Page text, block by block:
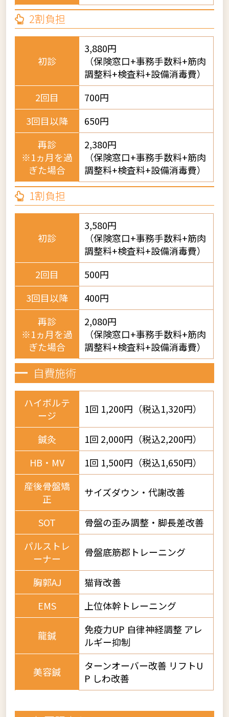
2割負担
初診
3,880円
（保険窓口+事務手数料+筋肉
調整料+検査料+設備消毒費）
2回目
700円
3回目以降
650円
再診
※1ヵ月を過
ぎた場合
2,380円
（保険窓口+事務手数料+筋肉
調整料+検査料+設備消毒費）
1割負担
初診
3,580円
（保険窓口+事務手数料+筋肉
調整料+検査料+設備消毒費）
2回目
500円
3回目以降
400円
再診
※1ヵ月を過
ぎた場合
2,080円
（保険窓口+事務手数料+筋肉
調整料+検査料+設備消毒費）
自費施術
ハイボルテ
ージ
1回 1,200円（税込1,320円）
鍼灸
1回 2,000円（税込2,200円）
HB・MV
1回 1,500円（税込1,650円）
産後骨盤矯
正
サイズダウン・代謝改善
SOT
骨盤の歪み調整・脚長差改善
パルストレ
ーナー
骨盤底筋郡トレーニング
胸郭AJ
猫背改善
EMS
上位体幹トレーニング
龍鍼
免疫力UP 自律神経調整 アレ
ルギー抑制
美容鍼
ターンオーバー改善 リフトU
P しわ改善